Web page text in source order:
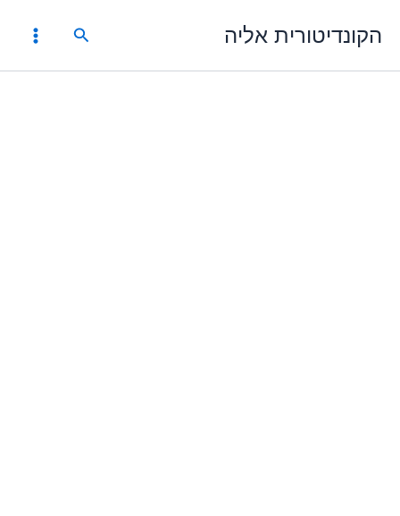
לתוכןהקונדיטורית אליה חיפוש